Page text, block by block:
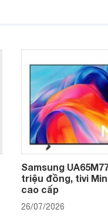
Samsung
triệu đồng, tivi
cao cấp
26/07/2026